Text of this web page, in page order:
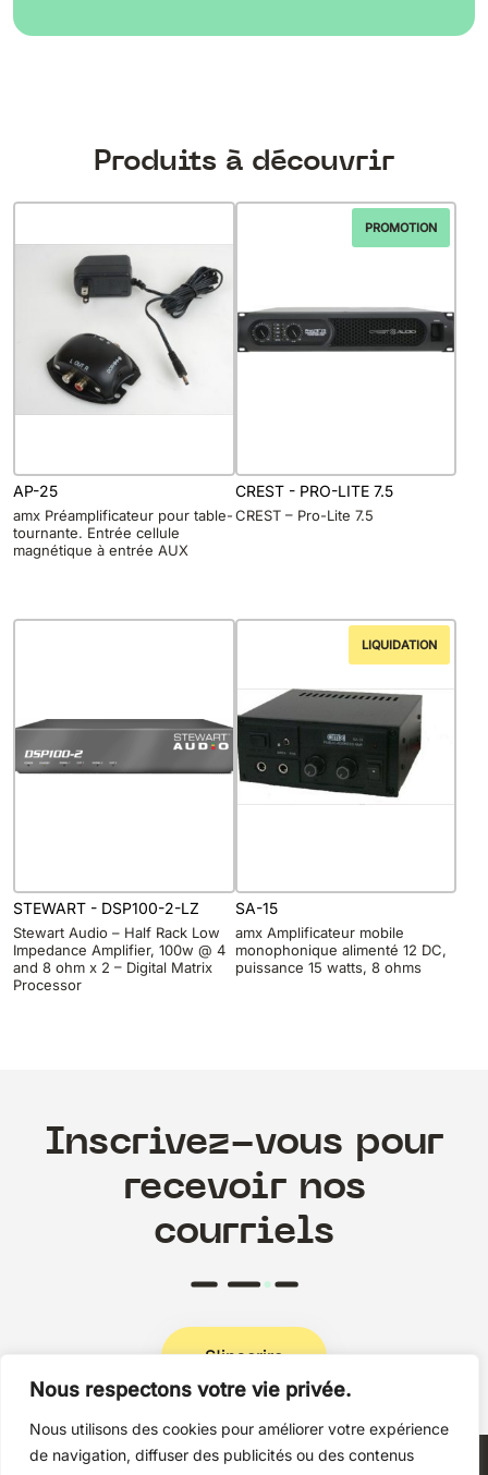
Nous respectons votre vie privée.
Nous utilisons des cookies pour améliorer votre expérience
de navigation, diffuser des publicités ou des contenus
Produits à découvrir
AP-25
amx Préamplificateur pour table-
tournante. Entrée cellule
magnétique à entrée AUX
PROMOTION
CREST - PRO-LITE 7.5
CREST – Pro-Lite 7.5
STEWART - DSP100-2-LZ
Stewart Audio – Half Rack Low
Impedance Amplifier, 100w @ 4
and 8 ohm x 2 – Digital Matrix
Processor
LIQUIDATION
SA-15
amx Amplificateur mobile
monophonique alimenté 12 DC,
puissance 15 watts, 8 ohms
Inscrivez-vous pour
recevoir nos
courriels
S'inscrire
Politique de confidentialité